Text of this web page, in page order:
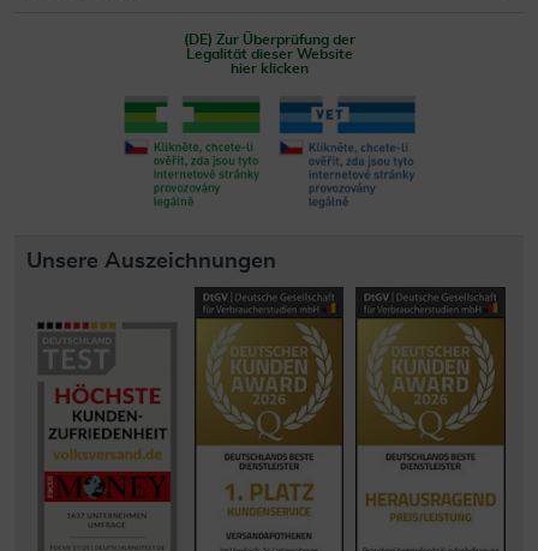
(DE) Zur Überprüfung der
Legalität dieser Website
hier klicken
Unsere Auszeichnungen